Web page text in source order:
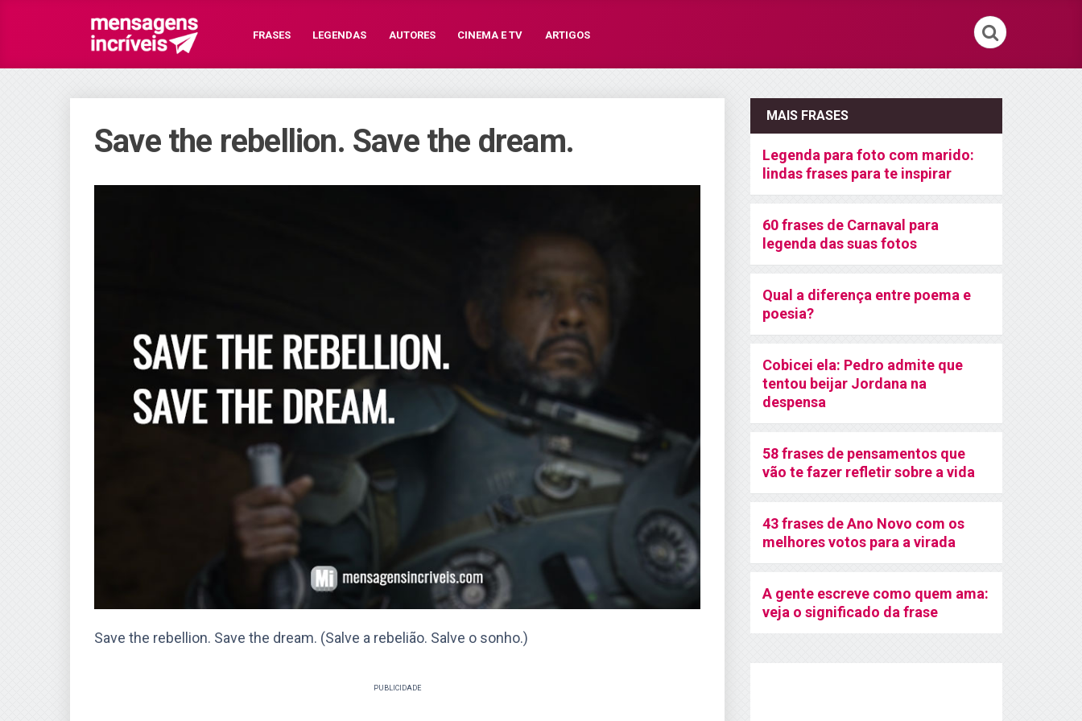
FRASES LEGENDAS AUTORES CINEMA E TV ARTIGOS
Save the rebellion. Save the dream.
Save the rebellion. Save the dream. (Salve a rebelião. Salve o sonho.)
PUBLICIDADE
MAIS FRASES
Legenda para foto com marido:
lindas frases para te inspirar
60 frases de Carnaval para
legenda das suas fotos
Qual a diferença entre poema e
poesia?
Cobicei ela: Pedro admite que
tentou beijar Jordana na
despensa
58 frases de pensamentos que
vão te fazer refletir sobre a vida
43 frases de Ano Novo com os
melhores votos para a virada
A gente escreve como quem ama:
veja o significado da frase